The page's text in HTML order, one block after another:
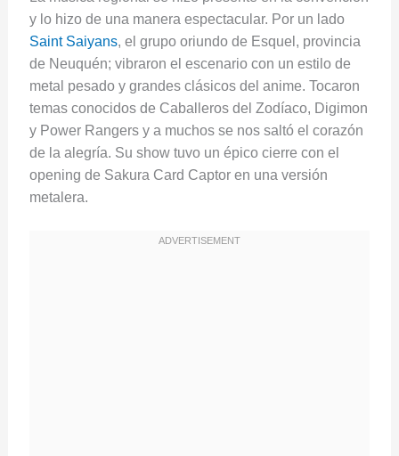
y lo hizo de una manera espectacular. Por un lado
Saint Saiyans, el grupo oriundo de Esquel, provincia
de Neuquén; vibraron el escenario con un estilo de
metal pesado y grandes clásicos del anime. Tocaron
temas conocidos de Caballeros del Zodíaco, Digimon
y Power Rangers y a muchos se nos saltó el corazón
de la alegría. Su show tuvo un épico cierre con el
opening de Sakura Card Captor en una versión
metalera.